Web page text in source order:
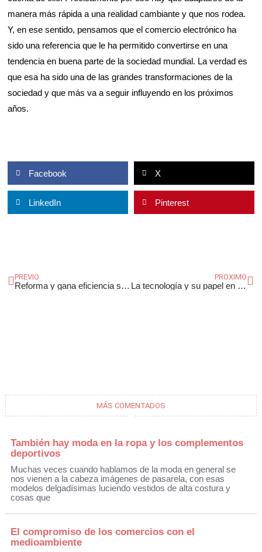
manera más rápida a una realidad cambiante y que nos rodea.
Y, en ese sentido, pensamos que el comercio electrónico ha
sido una referencia que le ha permitido convertirse en una
tendencia en buena parte de la sociedad mundial. La verdad es
que esa ha sido una de las grandes transformaciones de la
sociedad y que más va a seguir influyendo en los próximos
años.
Facebook X
LinkedIn Pinterest
PREVIO
Reforma y gana eficiencia sin obras
PROXIMO
La tecnología y su papel en la estética ocular
MÁS COMENTADOS
También hay moda en la ropa y los complementos
deportivos
Muchas veces cuando hablamos de la moda en general se
nos vienen a la cabeza imágenes de pasarela, con esas
modelos delgadísimas luciendo vestidos de alta costura y
cosas que
El compromiso de los comercios con el
medioambiente